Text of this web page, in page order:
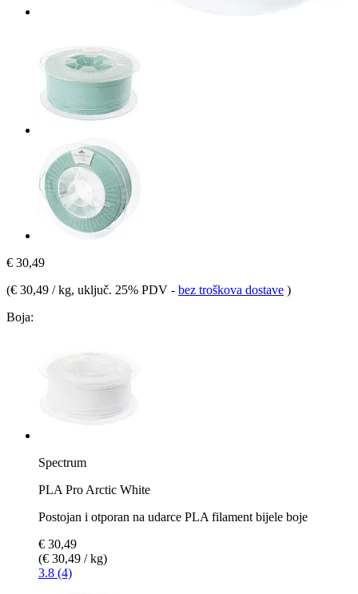
€ 30,49
(€ 30,49 / kg, uključ. 25% PDV - bez troškova dostave )
Boja:
Spectrum
PLA Pro Arctic White
Postojan i otporan na udarce PLA filament bijele boje
€ 30,49
(€ 30,49 / kg)
3.8 (4)